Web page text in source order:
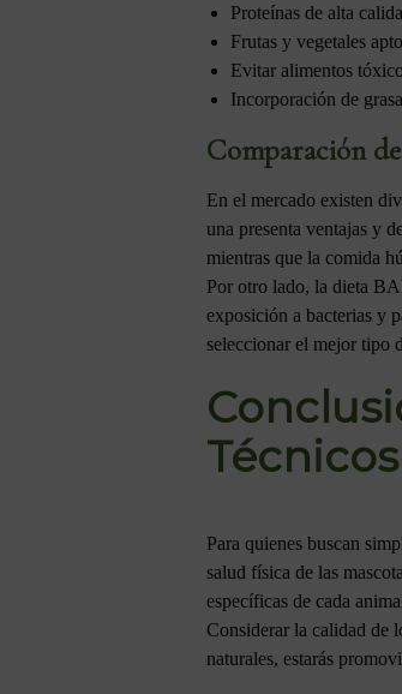
Proteínas de alta
Frutas y vegetales
Evitar alimentos
Incorporación de
Comparación
En el mercado existen
una presenta ventajas y
mientras que la comida
Por otro lado, la dieta
exposición a bacterias y
seleccionar el mejor tipo
Técnicos
Para quienes buscan
salud física de las
específicas de cada
Considerar la calidad de
naturales, estarás